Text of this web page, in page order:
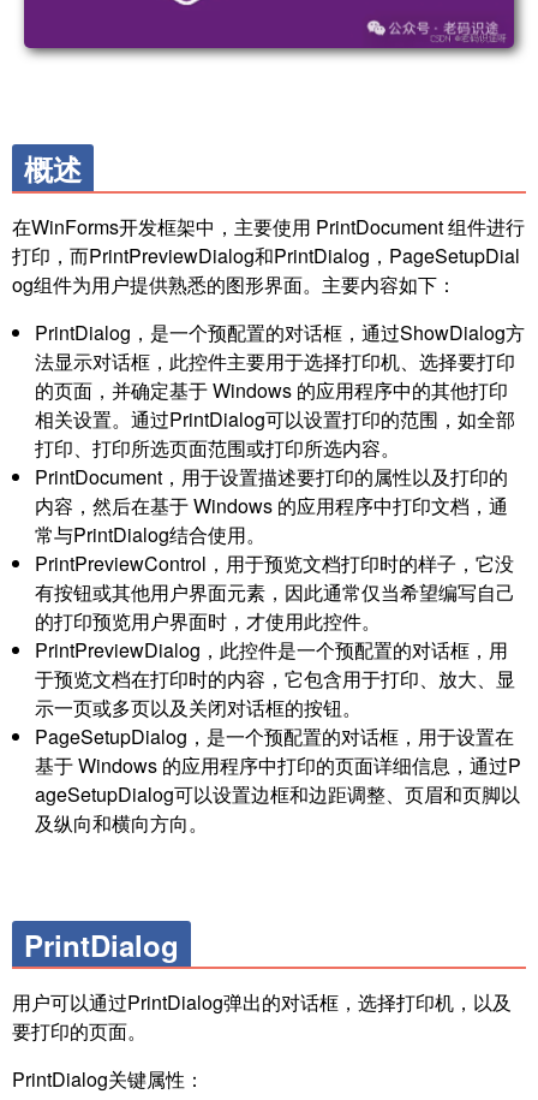
概述
在WinForms开发框架中，主要使用 PrintDocument 组件进行
打印，而PrintPreviewDialog和PrintDialog，PageSetupDial
og组件为用户提供熟悉的图形界面。主要内容如下：
PrintDialog，是一个预配置的对话框，通过ShowDialog方
法显示对话框，此控件主要用于选择打印机、选择要打印
的页面，并确定基于 Windows 的应用程序中的其他打印
相关设置。通过PrintDialog可以设置打印的范围，如全部
打印、打印所选页面范围或打印所选内容。
PrintDocument，用于设置描述要打印的属性以及打印的
内容，然后在基于 Windows 的应用程序中打印文档，通
常与PrintDialog结合使用。
PrintPreviewControl，用于预览文档打印时的样子，它没
有按钮或其他用户界面元素，因此通常仅当希望编写自己
的打印预览用户界面时，才使用此控件。
PrintPreviewDialog，此控件是一个预配置的对话框，用
于预览文档在打印时的内容，它包含用于打印、放大、显
示一页或多页以及关闭对话框的按钮。
PageSetupDialog，是一个预配置的对话框，用于设置在
基于 Windows 的应用程序中打印的页面详细信息，通过P
ageSetupDialog可以设置边框和边距调整、页眉和页脚以
及纵向和横向方向。
PrintDialog
用户可以通过PrintDialog弹出的对话框，选择打印机，以及
要打印的页面。
PrintDialog关键属性：